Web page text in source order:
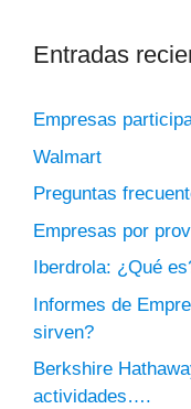
Entradas
Empresas
Walmart
Preguntas
Empresas por
Iberdrola: ¿Qué
Informes de
sirven?
Berkshire
actividades….